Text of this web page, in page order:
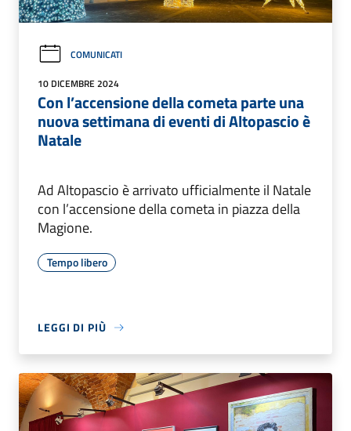
COMUNICATI
10 DICEMBRE 2024
Con l’accensione della cometa parte una
nuova settimana di eventi di Altopascio è
Natale
Ad Altopascio è arrivato ufficialmente il Natale
con l’accensione della cometa in piazza della
Magione.
Tempo libero
LEGGI DI PIÙ